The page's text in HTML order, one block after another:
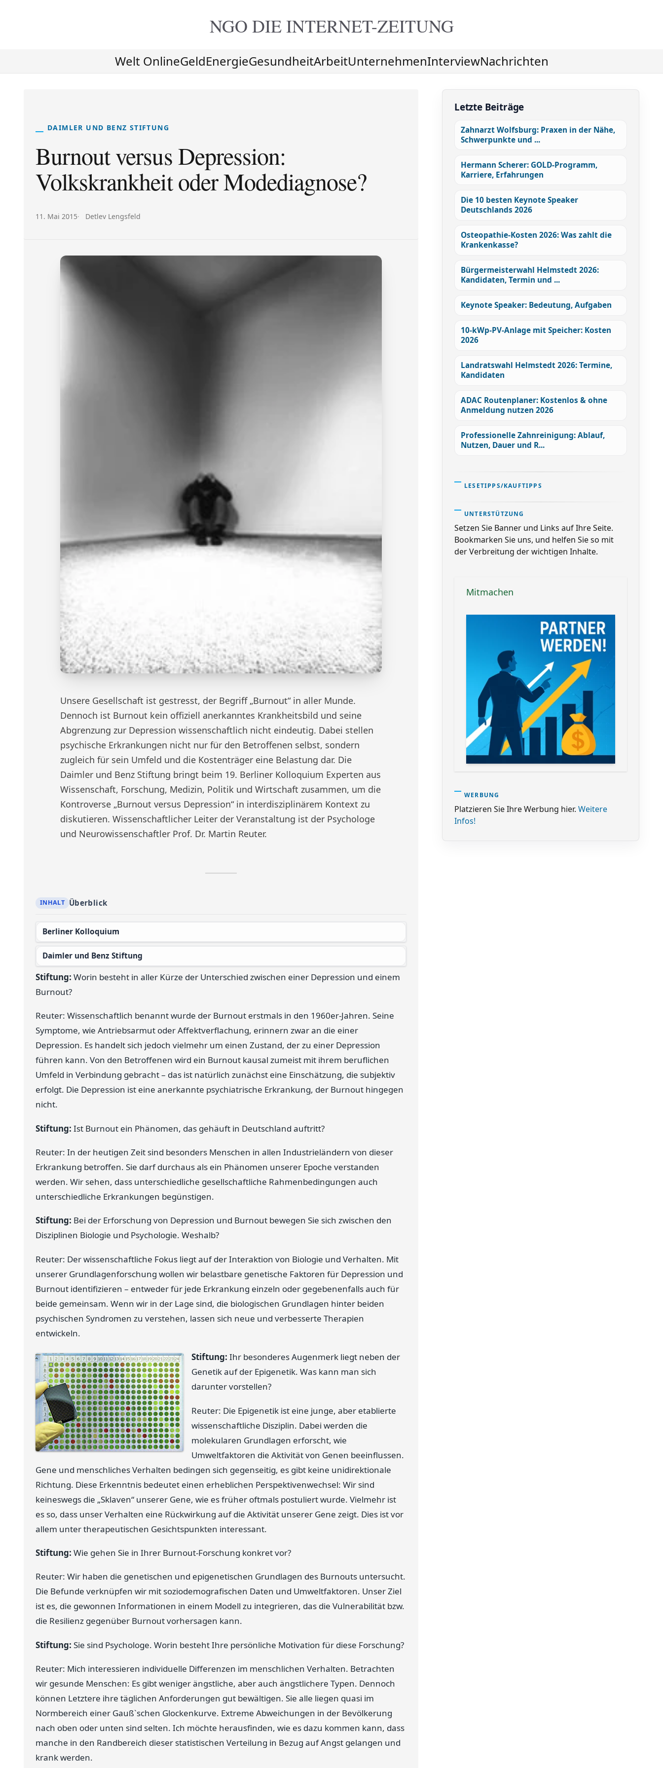
NGO DIEINTERNET-ZEITUNG
Welt OnlineGeldEnergieGesundheitArbeitUnternehmenInterviewNachrichten
DAIMLER UND BENZ STIFTUNG
Burnout versus Depression:
Volkskrankheit oder Modediagnose?
Veröffentlicht am:
11. Mai 2015 Autor:
Detlev Lengsfeld
Unsere Gesellschaft ist gestresst, der Begriff „Burnout“ in aller Munde.
Dennoch ist Burnout kein offiziell anerkanntes Krankheitsbild und seine
Abgrenzung zur Depression wissenschaftlich nicht eindeutig. Dabei stellen
psychische Erkrankungen nicht nur für den Betroffenen selbst, sondern
zugleich für sein Umfeld und die Kostenträger eine Belastung dar. Die
Daimler und Benz Stiftung bringt beim 19. Berliner Kolloquium Experten aus
Wissenschaft, Forschung, Medizin, Politik und Wirtschaft zusammen, um die
Kontroverse „Burnout versus Depression“ in interdisziplinärem Kontext zu
diskutieren. Wissenschaftlicher Leiter der Veranstaltung ist der Psychologe
und Neurowissenschaftler Prof. Dr. Martin Reuter.
Überblick
Berliner Kolloquium
Daimler und Benz Stiftung
Stiftung: Worin besteht in aller Kürze der Unterschied zwischen einer Depression und einem
Burnout?
Reuter: Wissenschaftlich benannt wurde der Burnout erstmals in den 1960er-Jahren. Seine
Symptome, wie Antriebsarmut oder Affektverflachung, erinnern zwar an die einer
Depression. Es handelt sich jedoch vielmehr um einen Zustand, der zu einer Depression
führen kann. Von den Betroffenen wird ein Burnout kausal zumeist mit ihrem beruflichen
Umfeld in Verbindung gebracht – das ist natürlich zunächst eine Einschätzung, die subjektiv
erfolgt. Die Depression ist eine anerkannte psychiatrische Erkrankung, der Burnout hingegen
nicht.
Stiftung: Ist Burnout ein Phänomen, das gehäuft in Deutschland auftritt?
Reuter: In der heutigen Zeit sind besonders Menschen in allen Industrieländern von dieser
Erkrankung betroffen. Sie darf durchaus als ein Phänomen unserer Epoche verstanden
werden. Wir sehen, dass unterschiedliche gesellschaftliche Rahmenbedingungen auch
unterschiedliche Erkrankungen begünstigen.
Stiftung: Bei der Erforschung von Depression und Burnout bewegen Sie sich zwischen den
Disziplinen Biologie und Psychologie. Weshalb?
Reuter: Der wissenschaftliche Fokus liegt auf der Interaktion von Biologie und Verhalten. Mit
unserer Grundlagenforschung wollen wir belastbare genetische Faktoren für Depression und
Burnout identifizieren – entweder für jede Erkrankung einzeln oder gegebenenfalls auch für
beide gemeinsam. Wenn wir in der Lage sind, die biologischen Grundlagen hinter beiden
psychischen Syndromen zu verstehen, lassen sich neue und verbesserte Therapien
entwickeln.
Stiftung: Ihr besonderes Augenmerk liegt neben der
Genetik auf der Epigenetik. Was kann man sich
darunter vorstellen?
Reuter: Die Epigenetik ist eine junge, aber etablierte
wissenschaftliche Disziplin. Dabei werden die
molekularen Grundlagen erforscht, wie
Umweltfaktoren die Aktivität von Genen beeinflussen.
Gene und menschliches Verhalten bedingen sich gegenseitig, es gibt keine unidirektionale
Richtung. Diese Erkenntnis bedeutet einen erheblichen Perspektivenwechsel: Wir sind
keineswegs die „Sklaven“ unserer Gene, wie es früher oftmals postuliert wurde. Vielmehr ist
es so, dass unser Verhalten eine Rückwirkung auf die Aktivität unserer Gene zeigt. Dies ist vor
allem unter therapeutischen Gesichtspunkten interessant.
Stiftung: Wie gehen Sie in Ihrer Burnout-Forschung konkret vor?
Reuter: Wir haben die genetischen und epigenetischen Grundlagen des Burnouts untersucht.
Die Befunde verknüpfen wir mit soziodemografischen Daten und Umweltfaktoren. Unser Ziel
ist es, die gewonnen Informationen in einem Modell zu integrieren, das die Vulnerabilität bzw.
die Resilienz gegenüber Burnout vorhersagen kann.
Stiftung: Sie sind Psychologe. Worin besteht Ihre persönliche Motivation für diese Forschung?
Reuter: Mich interessieren individuelle Differenzen im menschlichen Verhalten. Betrachten
wir gesunde Menschen: Es gibt weniger ängstliche, aber auch ängstlichere Typen. Dennoch
können Letztere ihre täglichen Anforderungen gut bewältigen. Sie alle liegen quasi im
Normbereich einer Gauß`schen Glockenkurve. Extreme Abweichungen in der Bevölkerung
nach oben oder unten sind selten. Ich möchte herausfinden, wie es dazu kommen kann, dass
manche in den Randbereich dieser statistischen Verteilung in Bezug auf Angst gelangen und
krank werden.
Letzte Beiträge
Zahnarzt Wolfsburg: Praxen in der Nähe,
Schwerpunkte und ...
Hermann Scherer: GOLD-Programm,
Karriere, Erfahrungen
Die 10 besten Keynote Speaker
Deutschlands 2026
Osteopathie-Kosten 2026: Was zahlt die
Krankenkasse?
Bürgermeisterwahl Helmstedt 2026:
Kandidaten, Termin und ...
Keynote Speaker: Bedeutung, Aufgaben
10-kWp-PV-Anlage mit Speicher: Kosten
2026
Landratswahl Helmstedt 2026: Termine,
Kandidaten
ADAC Routenplaner: Kostenlos & ohne
Anmeldung nutzen 2026
Professionelle Zahnreinigung: Ablauf,
Nutzen, Dauer und R...
LESETIPPS/KAUFTIPPS
UNTERSTÜTZUNG
Setzen Sie Banner und Links auf Ihre Seite.
Bookmarken Sie uns, und helfen Sie so mit
der Verbreitung der wichtigen Inhalte.
Mitmachen
WERBUNG
Platzieren Sie Ihre Werbung hier. Weitere
Infos!